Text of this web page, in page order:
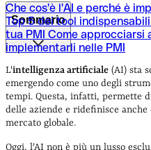
Che cos'è l'AI e perché è
Top 5 dei tool
tua PMI Come approcciarsi
implementarli nelle PMI
Sommario
Che cos'è l'AI e perché è
Top 5 dei tool
tua PMICome approcciarsi
implementarli nelle PMI
L'intelligenza artificiale (AI) sta
emergendo come uno degli
tempi. Questa, infatti, permette
delle aziende e ridefinisce
mercato globale.
Oggi, l'AI non è più un lusso